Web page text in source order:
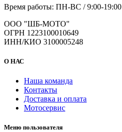
Время работы: ПН-ВС / 9:00-19:00
ООО "ШБ-МОТО"
ОГРН 1223100010649
ИНН/КИО 3100005248
О НАС
Наша команда
Контакты
Доставка и оплата
Мотосервис
Меню пользователя